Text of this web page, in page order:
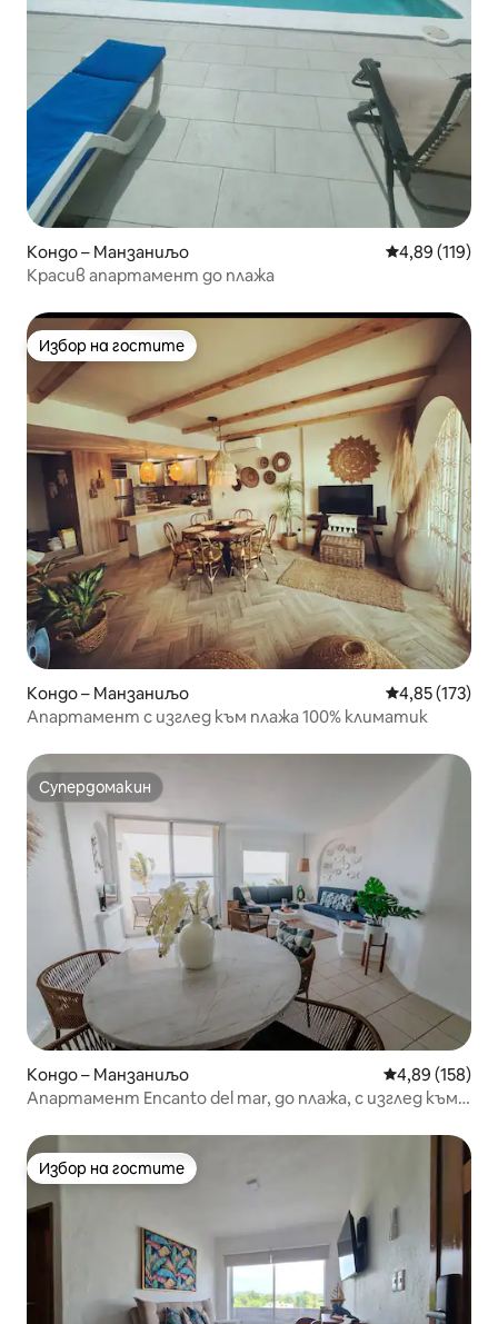
Кондо – Манзаниљо Средна
4,89 (119)
Красив апартамент до плажа
Избор на гостите
Избор на гостите
Кондо – Манзаниљо Средна
4,85 (173)
Апартамент с изглед към плажа 100% климатик
Супердомакин
Супердомакин
Кондо – Манзаниљо Средна
4,89 (158)
Апартамент Encanto del mar, до плажа, с изглед към
Избор на гостите
Избор на гостите